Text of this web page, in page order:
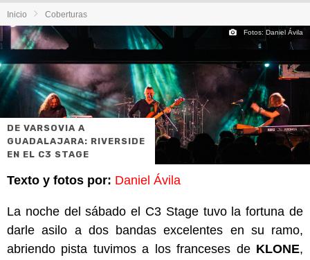
Inicio Coberturas
Fotos: Daniel Ávila
DE VARSOVIA A
GUADALAJARA: RIVERSIDE
EN EL C3 STAGE
Texto y fotos por: Daniel Ávila
La noche del sábado el C3 Stage tuvo la fortuna de
darle asilo a dos bandas excelentes en su ramo,
abriendo pista tuvimos a los franceses de KLONE,